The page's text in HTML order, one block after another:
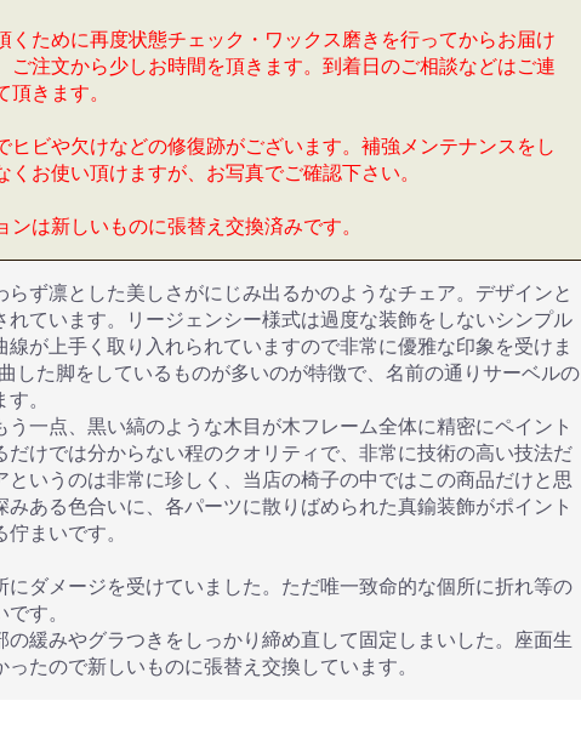
くために再度状態チェック・ワックス磨きを行ってからお届け
ご注文から少しお時間を頂きます。到着日のご相談などはご連
きます。
ビや欠けなどの修復跡がございます。補強メンテナンスをし
くお使い頂けますが、お写真でご確認下さい。
は新しいものに張替え交換済みです。
ず凛とした美しさがにじみ出るかのようなチェア。デザインと
れています。リージェンシー様式は過度な装飾をしないシンプル
が上手く取り入れられていますので非常に優雅な印象を受けま
した脚をしているものが多いのが特徴で、名前の通りサーベルの
。
一点、黒い縞のような木目が木フレーム全体に精密にペイント
だけでは分からない程のクオリティで、非常に技術の高い技法だ
いうのは非常に珍しく、当店の椅子の中ではこの商品だけと思
ある色合いに、各パーツに散りばめられた真鍮装飾がポイント
まいです。
ダメージを受けていました。ただ唯一致命的な個所に折れ等の
す。
緩みやグラつきをしっかり締め直して固定しまいした。座面生
たので新しいものに張替え交換しています。